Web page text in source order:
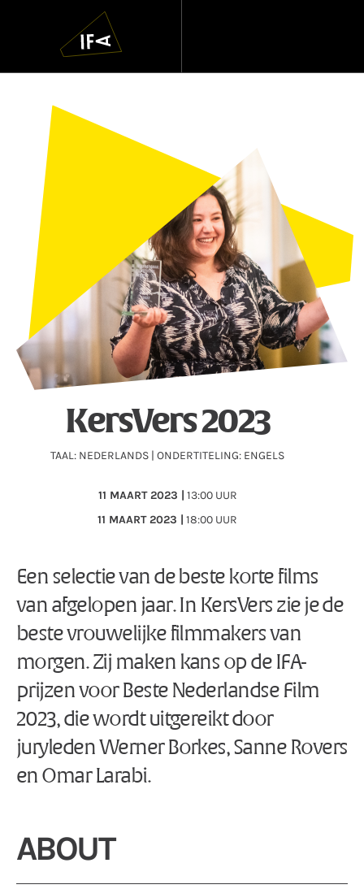
Navigatie
overslaan
KersVers 2023
TAAL: NEDERLANDS | ONDERTITELING: ENGELS
11 MAART 2023 | 13:00 UUR
11 MAART 2023 | 18:00 UUR
Een selectie van de beste korte films
van afgelopen jaar. In KersVers zie je de
beste vrouwelijke filmmakers van
morgen. Zij maken kans op de IFA-
prijzen voor Beste Nederlandse Film
2023, die wordt uitgereikt door
juryleden Werner Borkes, Sanne Rovers
en Omar Larabi.
ABOUT